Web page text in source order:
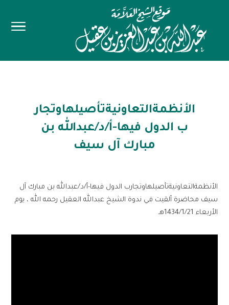
الأنظمةالتعاونيةتأصيلهاوتجار
ب الدول فيها-أ/د/عبدالله بن
مبارك آل سيف
الأنظمةالتعاونيةتأصيلهاوتجارب الدول فيها-أ/د/عبدالله بن مبارك آل
سيف محاضرة ألقيت في ندوة الشيخ عبدالله العقيل رحمه الله ، يوم
الأربعاء 1434/1/21هـ